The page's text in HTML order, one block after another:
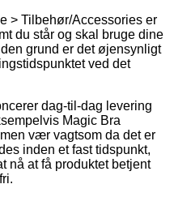
> Tilbehør/Accessories er
du står og skal bruge dine
grund er det øjensynligt
ved det
dag-til-dag levering
Magic Bra
vær vagtsom da det er
inden et fast tidspunkt,
nå at få produktet betjent